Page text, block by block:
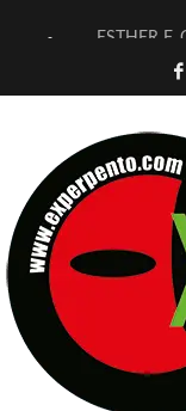
ESTHER F.
TIMBRE 4, LA
30 AÑOS (NO
MARSHALL
JOFRE